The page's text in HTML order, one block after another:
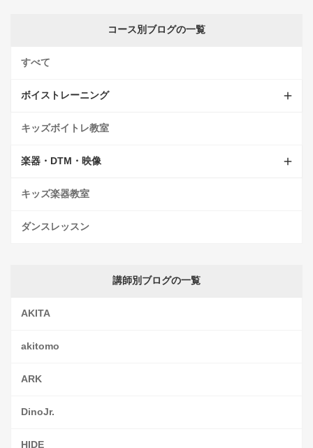
コース別ブログの一覧
すべて
ボイストレーニング
キッズボイトレ教室
楽器・DTM・映像
キッズ楽器教室
ダンスレッスン
講師別ブログの一覧
AKITA
akitomo
ARK
DinoJr.
HIDE